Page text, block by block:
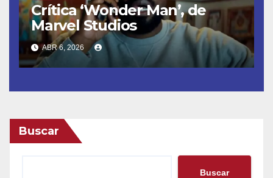
Crítica ‘Wonder Man’, de
Marvel Studios
ABR 6, 2026
Buscar
Buscar